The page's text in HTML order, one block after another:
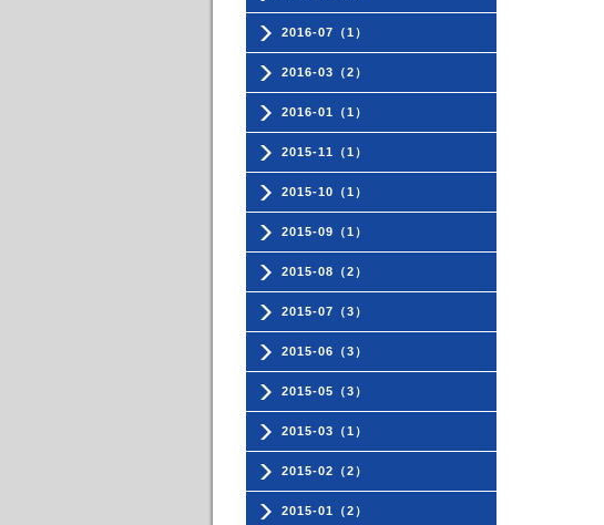
2016-07（1）
2016-03（2）
2016-01（1）
2015-11（1）
2015-10（1）
2015-09（1）
2015-08（2）
2015-07（3）
2015-06（3）
2015-05（3）
2015-03（1）
2015-02（2）
2015-01（2）